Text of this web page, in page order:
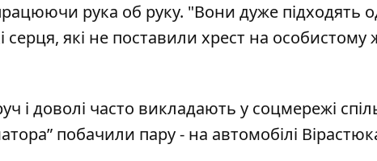
рука об руку. "Вони дуже підходять
серця, які не поставили хрест на
і доволі часто викладають у соцмережі
побачили пару - на автомобілі